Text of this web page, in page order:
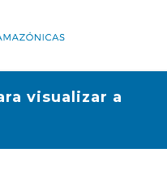
visualizar a